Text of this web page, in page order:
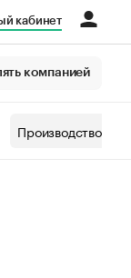
кабинет
компанией
Производство